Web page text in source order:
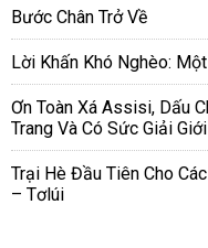
Bước Chân Trở Về
Lời Khấn Khó Nghèo:
Ơn Toàn Xá Assisi, Dấu
Trang Và Có Sức Giải Giới
Trại Hè Đầu Tiên Cho
– Tơlúi